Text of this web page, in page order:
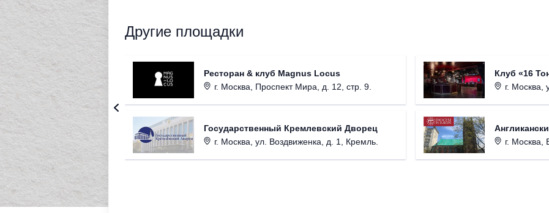
Другие площадки
Ресторан & клуб Magnus Locus
г. Москва, Проспект Мира, д. 12, стр. 9.
Государственный Кремлевский Дворец
г. Москва, ул. Воздвиженка, д. 1, Кремль.
Клуб «16
г. Москва,
г. Москва,